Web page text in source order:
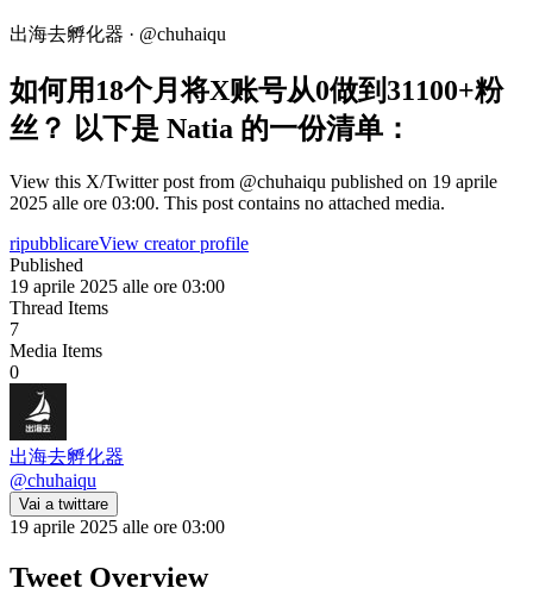
出海去孵化器 · @chuhaiqu
如何用18个月将X账号从0做到31100+粉
丝？ 以下是 Natia 的一份清单：
View this X/Twitter post from @chuhaiqu published on 19 aprile
2025 alle ore 03:00. This post contains no attached media.
ripubblicareView creator profile
Published
19 aprile 2025 alle ore 03:00
Thread Items
7
Media Items
0
出海去孵化器
@chuhaiqu
Vai a twittare
19 aprile 2025 alle ore 03:00
Tweet Overview